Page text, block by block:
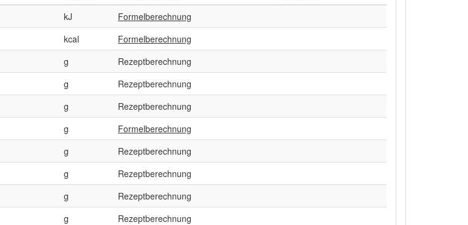
kJ
Formelberechnung
kcal
Formelberechnung
g
Rezeptberechnung
g
Rezeptberechnung
g
Rezeptberechnung
g
Formelberechnung
g
Rezeptberechnung
g
Rezeptberechnung
g
Rezeptberechnung
g
Rezeptberechnung